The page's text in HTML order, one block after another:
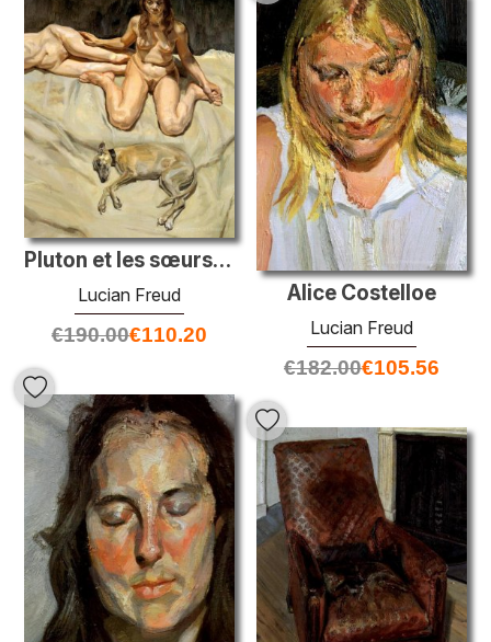
Pluton et les sœurs de Bateman
Lucian Freud
€190.00€110.20
Alice Costelloe
Lucian Freud
€182.00€105.56